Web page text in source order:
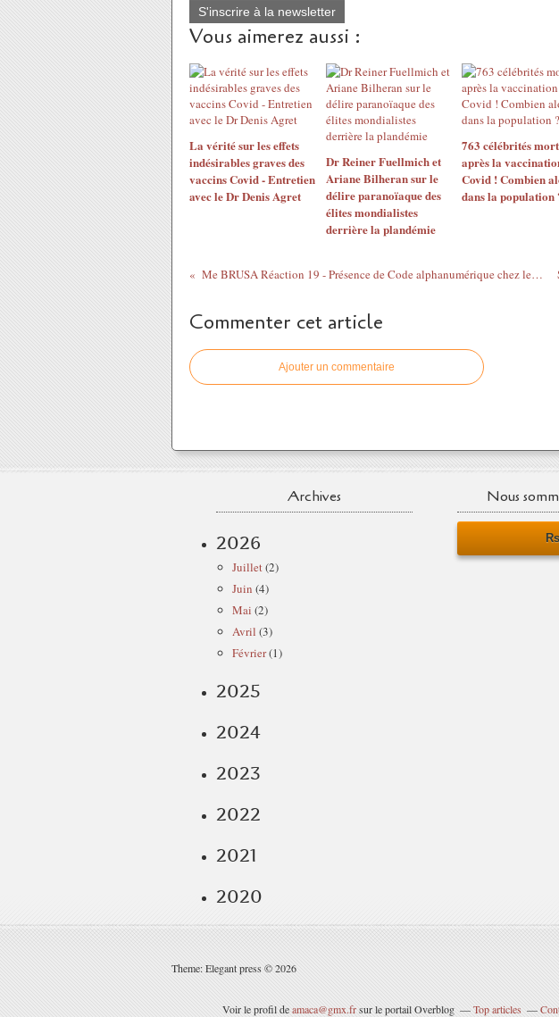
S'inscrire à la newsletter
Vous aimerez aussi :
La vérité sur les effets
indésirables graves des
vaccins Covid - Entretien
avec le Dr Denis Agret
Dr Reiner Fuellmich et
Ariane Bilheran sur le
délire paranoïaque des
élites mondialistes
derrière la plandémie
763 célébrités
après la
Covid ! Combien
dans la population
Me BRUSA Réaction 19 - Présence de Code alphanumérique chez les vaccinés
Commenter cet article
Ajouter un commentaire
Archives
2026
Juillet(2)
Juin (4)
Mai (2)
Avril (3)
Février(1)
2025
2024
2023
2022
2021
2020
Nous
Theme: Elegant press © 2026
Voir le profil deamaca@gmx.frsur le portail Overblog Top articles